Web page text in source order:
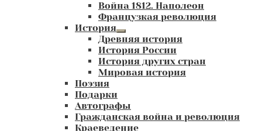
Война 1812. Наполеон
Французкая революция
История
Развернутое
вложенное
меню
Древняя история
История России
История других стран
Мировая история
Поэзия
Подарки
Автографы
Гражданская война и революция
Краеведение